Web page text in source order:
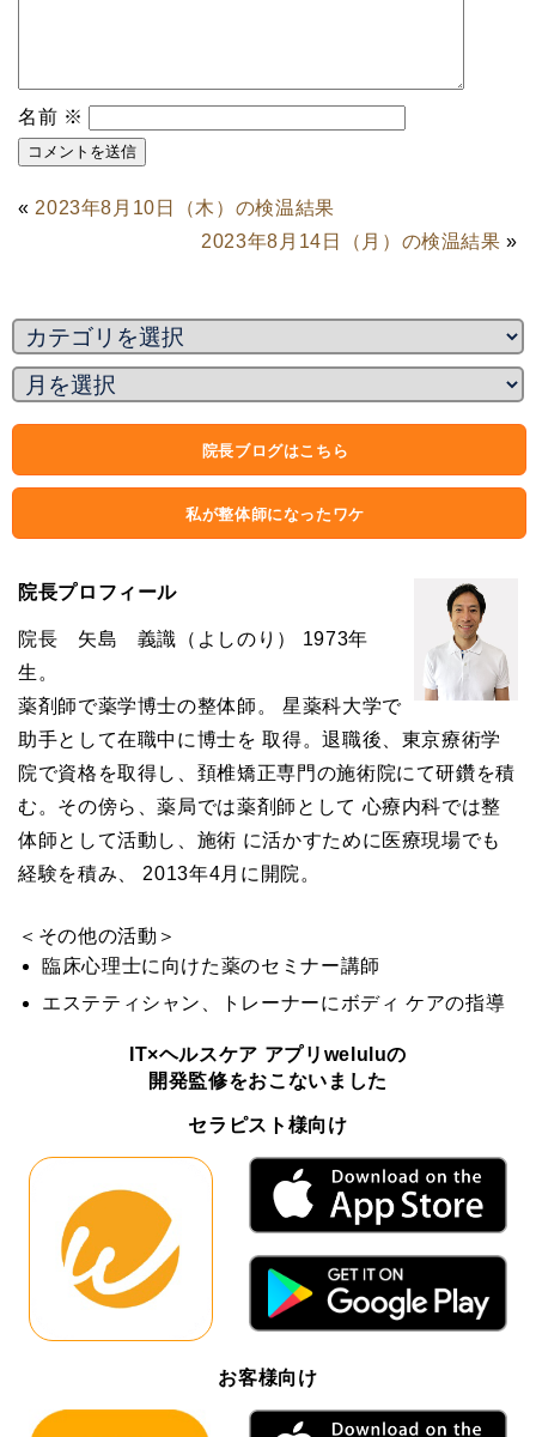
名前 ※
« 2023年8月10日（木）の検温結果
2023年8月14日（月）の検温結果 »
院長ブログはこちら
私が整体師になったワケ
院長プロフィール
院長 矢島 義識（よしのり） 1973年
生。
薬剤師で薬学博士の整体師。 星薬科大学で
助手として在職中に博士を 取得。退職後、東京療術学
院で資格を取得し、頚椎矯正専門の施術院にて研鑽を積
む。その傍ら、薬局では薬剤師として 心療内科では整
体師として活動し、施術 に活かすために医療現場でも
経験を積み、 2013年4月に開院。
＜その他の活動＞
臨床心理士に向けた薬のセミナー講師
エステティシャン、トレーナーにボディ ケアの指導
IT×ヘルスケア アプリweluluの
開発監修をおこないました
セラピスト様向け
お客様向け